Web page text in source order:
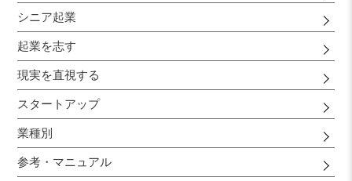
シニア起業
起業を志す
現実を直視する
スタートアップ
業種別
参考・マニュアル